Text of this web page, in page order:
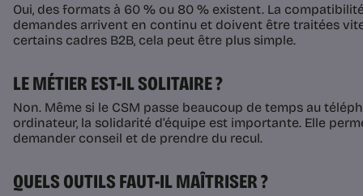
Oui, des formats à 60 % ou 80 % existent. La
demandes arrivent en continu et doivent être traitées
certains cadres B2B, cela peut être plus simple.
LE MÉTIER EST-IL SOLITAIRE ?
Non. Même si le CSM passe beaucoup de temps au
ordinateur, la solidarité d’équipe est importante. Elle
demander conseil et de prendre du recul.
QUELS OUTILS FAUT-IL MAÎTRISER ?